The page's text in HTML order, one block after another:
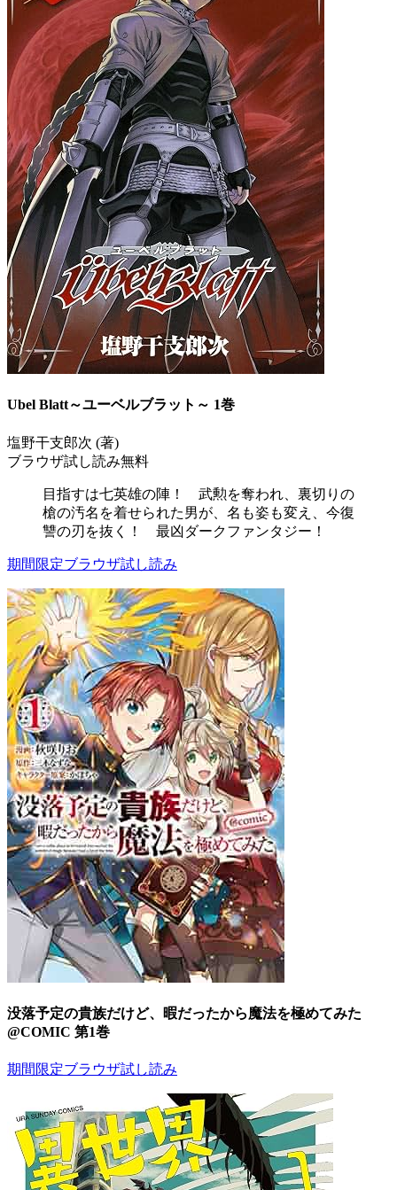
Ubel Blatt～ユーベルブラット～ 1巻
塩野干支郎次 (著)
ブラウザ試し読み無料
目指すは七英雄の陣！ 武勲を奪われ、裏切りの
槍の汚名を着せられた男が、名も姿も変え、今復
讐の刃を抜く！ 最凶ダークファンタジー！
期間限定ブラウザ試し読み
没落予定の貴族だけど、暇だったから魔法を極めてみた
@COMIC 第1巻
期間限定ブラウザ試し読み